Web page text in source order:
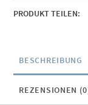
PRODUKT TEILEN:
BESCHREIBUNG
REZENSIONEN